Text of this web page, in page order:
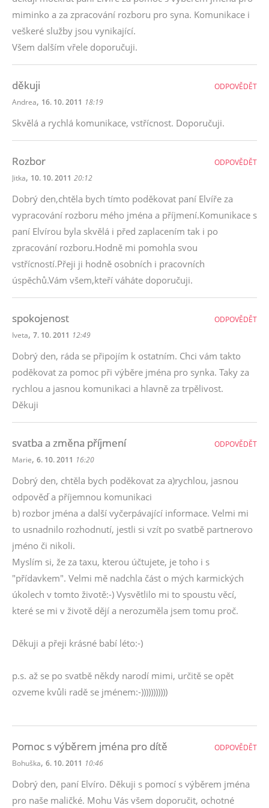
miminko a za zpracování rozboru pro syna. Komunikace i
veškeré služby jsou vynikající.
Všem dalším vřele doporučuji.
děkuji
Andrea, 16. 10. 2011 18:19
Skvělá a rychlá komunikace, vstřícnost. Doporučuji.
ODPOVĚDĚT
Rozbor
Jitka, 10. 10. 2011 20:12
Dobrý den,chtěla bych tímto poděkovat paní Elvíře za
vypracování rozboru mého jména a příjmení.Komunikace s
paní Elvírou byla skvělá i před zaplacením tak i po
zpracování rozboru.Hodně mi pomohla svou
vstřícností.Přeji ji hodně osobních i pracovních
úspěchů.Vám všem,kteří váháte doporučuji.
ODPOVĚDĚT
spokojenost
Iveta, 7. 10. 2011 12:49
Dobrý den, ráda se připojím k ostatním. Chci vám takto
poděkovat za pomoc při výběre jména pro synka. Taky za
rychlou a jasnou komunikaci a hlavně za trpělivost.
Děkuji
ODPOVĚDĚT
svatba a změna příjmení
Marie, 6. 10. 2011 16:20
Dobrý den, chtěla bych poděkovat za a)rychlou, jasnou
odpověď a příjemnou komunikaci
b) rozbor jména a další vyčerpávající informace. Velmi mi
to usnadnilo rozhodnutí, jestli si vzít po svatbě partnerovo
jméno či nikoli.
Myslím si, že za taxu, kterou účtujete, je toho i s
"přídavkem". Velmi mě nadchla část o mých karmických
úkolech v tomto životě:-) Vysvětlilo mi to spoustu věcí,
které se mi v životě dějí a nerozuměla jsem tomu proč.
Děkuji a přeji krásné babí léto:-)
p.s. až se po svatbě někdy narodí mimi, určitě se opět
ozveme kvůli radě se jménem:-)))))))))))
ODPOVĚDĚT
Pomoc s výběrem jména pro dítě
Bohuška, 6. 10. 2011 10:46
Dobrý den, paní Elvíro. Děkuji s pomocí s výběrem jména
pro naše maličké. Mohu Vás všem doporučit, ochotné
ODPOVĚDĚT